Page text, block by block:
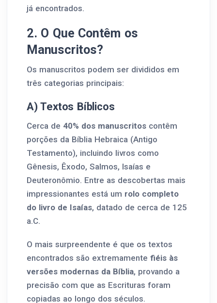
já encontrados.
2. O Que Contêm os
Manuscritos?
Os manuscritos podem ser divididos em
três categorias principais:
A) Textos Bíblicos
Cerca de 40% dos manuscritos contêm
porções da Bíblia Hebraica (Antigo
Testamento), incluindo livros como
Gênesis, Êxodo, Salmos, Isaías e
Deuteronômio. Entre as descobertas mais
impressionantes está um rolo completo
do livro de Isaías, datado de cerca de 125
a.C.
O mais surpreendente é que os textos
encontrados são extremamente fiéis às
versões modernas da Bíblia, provando a
precisão com que as Escrituras foram
copiadas ao longo dos séculos.